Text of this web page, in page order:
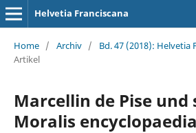
Helvetia Franciscana
Home / Archiv / Bd. 47 (2018): Helvetia
Artikel
Marcellin de Pise und
Moralis encyclopaedia